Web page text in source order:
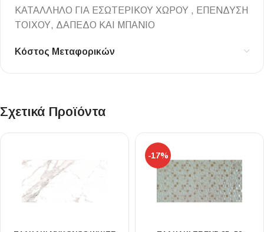
ΚΑΤΑΛΛΗΛΟ ΓΙΑ ΕΣΩΤΕΡΙΚΟΥ ΧΩΡΟΥ , ΕΠΕΝΔΥΣΗ
ΤΟΙΧΟΥ, ΔΑΠΕΔΟ ΚΑΙ ΜΠΑΝΙΟ
Κόστος Μεταφορικών
Σχετικά Προϊόντα
-17%